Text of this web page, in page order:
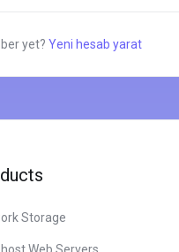
yet? Yeni hesab yarat
Storage